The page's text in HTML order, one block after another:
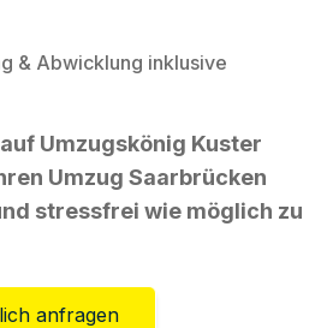
& Abwicklung inklusive
Umzugskönig Kuster
Umzug Saarbrücken
stressfrei wie möglich zu
anfragen